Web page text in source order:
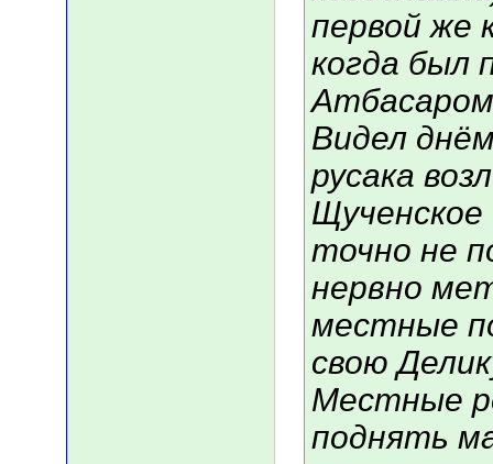
первой же
когда был
Видел
русака
точно не
нервно
местные
свою
Местные
поднять